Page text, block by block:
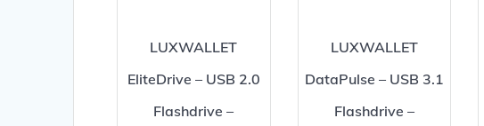
LUXWALLET
EliteDrive – USB 2.0
Flashdrive –
LUXWALLET
DataPulse – USB 3.1
Flashdrive –